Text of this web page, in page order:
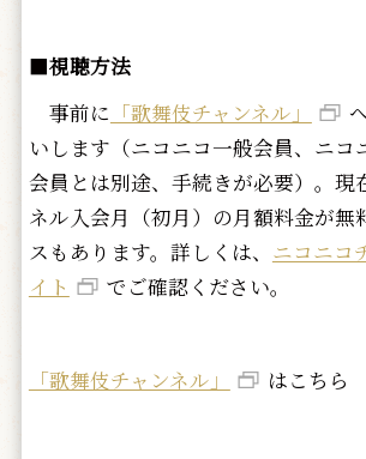
■視聴方法
事前に 「歌舞伎チャンネル」
いします（ニコニコ一般会員、ニコ
会員とは別途、手続きが必要）。現
ネル入会月（初月）の月額料金が無
スもあります。詳しくは、 ニコニコ
イト
でご確認ください。
「歌舞伎チャンネル」 はこちら